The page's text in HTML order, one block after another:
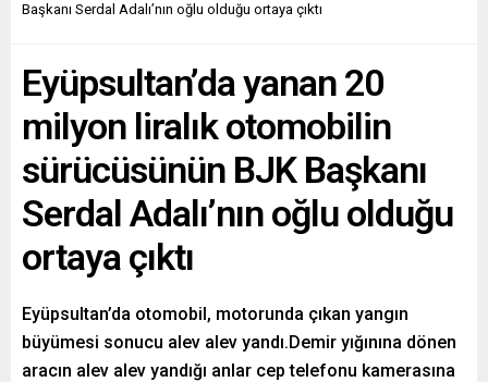
Başkanı Serdal Adalı’nın oğlu olduğu ortaya çıktı
Eyüpsultan’da yanan 20
milyon liralık otomobilin
sürücüsünün BJK Başkanı
Serdal Adalı’nın oğlu olduğu
ortaya çıktı
Eyüpsultan’da otomobil, motorunda çıkan yangın
büyümesi sonucu alev alev yandı.Demir yığınına dönen
aracın alev alev yandığı anlar cep telefonu kamerasına